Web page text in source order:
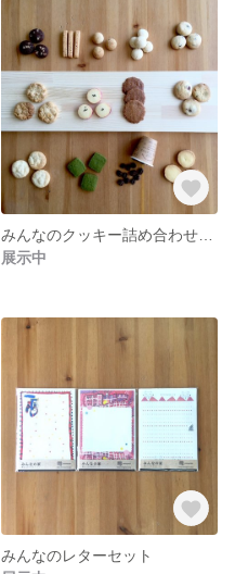
展示中
みんなのレターセット